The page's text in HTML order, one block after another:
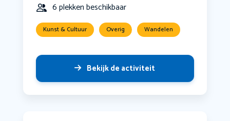
6 plekken beschikbaar
Kunst & Cultuur Overig Wandelen
Bekijk de activiteit